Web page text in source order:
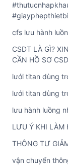
cfs lưu hành
CSDT LÀ GÌ?
CẦN HỒ SƠ
lưới titan dùng
lưới titan dùng
lưu hành luồng
LƯU Ý KHI LÀM
THÔNG TƯ
vận chuyển